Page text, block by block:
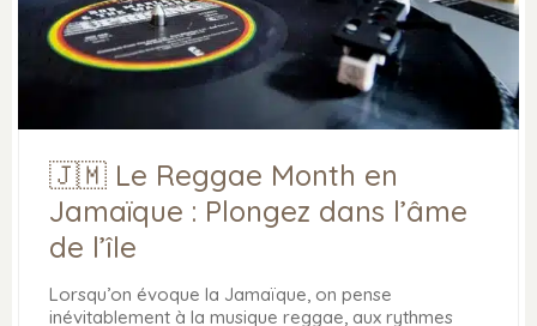
🇯🇲 Le Reggae Month en
Jamaïque : Plongez dans l’âme
de l’île
Lorsqu’on évoque la Jamaïque, on pense
inévitablement à la musique reggae, aux rythmes